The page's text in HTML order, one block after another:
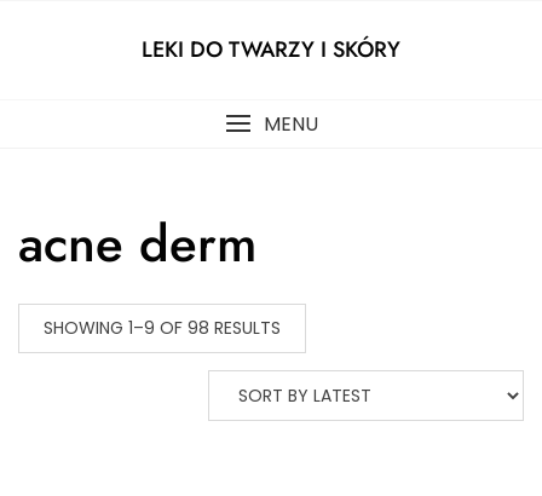
LEKI DO TWARZY I SKÓRY
MENU
acne derm
SHOWING 1–9 OF 98 RESULTS